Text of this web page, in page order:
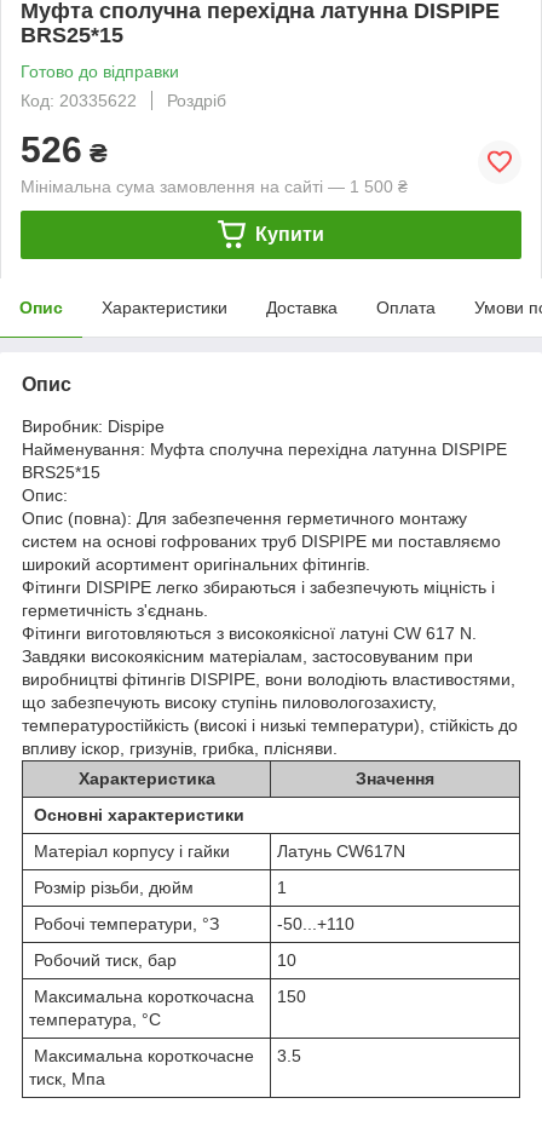
Муфта сполучна перехідна латунна DISPIPE
BRS25*15
Готово до відправки
Код: 20335622
Роздріб
526 ₴
Мінімальна сума замовлення на сайті — 1 500 ₴
Купити
Опис Характеристики Доставка Оплата Умови
Опис
Виробник: Dispipe
Найменування: Муфта сполучна перехідна латунна DISPIPE
BRS25*15
Опис:
Опис (повна): Для забезпечення герметичного монтажу
систем на основі гофрованих труб DISPIPE ми поставляємо
широкий асортимент оригінальних фітингів.
Фітинги DISPIPE легко збираються і забезпечують міцність і
герметичність з'єднань.
Фітинги виготовляються з високоякісної латуні CW 617 N.
Завдяки високоякісним матеріалам, застосовуваним при
виробництві фітингів DISPIPE, вони володіють властивостями,
що забезпечують високу ступінь пиловологозахисту,
температуростійкість (високі і низькі температури), стійкість до
впливу іскор, гризунів, грибка, плісняви.
Характеристика
Значення
Основні характеристики
Матеріал корпусу і гайки
Латунь CW617N
Розмір різьби, дюйм
1
Робочі температури, °З
-50...+110
Робочий тиск, бар
10
Максимальна короткочасна
температура, °С
150
Максимальна короткочасне
тиск, Мпа
3.5